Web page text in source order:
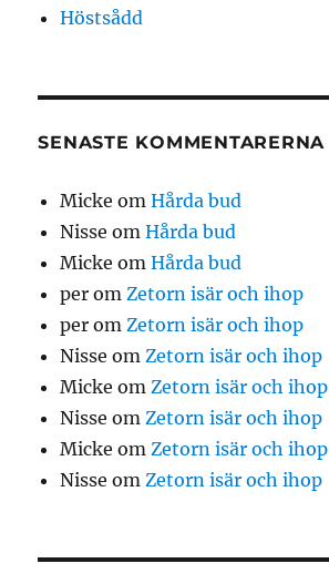
Höstsådd
SENASTE KOMMENTARERNA
Micke omHårda bud
Nisse omHårda bud
Micke omHårda bud
per omZetorn isär och ihop
per omZetorn isär och ihop
Nisse omZetorn isär och ihop
Micke omZetorn isär och ihop
Nisse omZetorn isär och ihop
Micke omZetorn isär och ihop
Nisse omZetorn isär och ihop